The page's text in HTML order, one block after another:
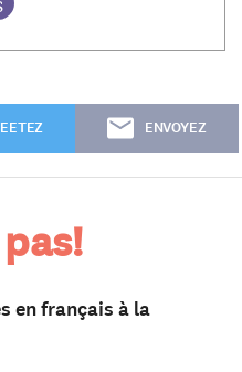
ENVOYEZ
en français à la